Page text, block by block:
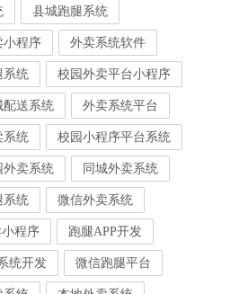
县城跑腿系统
小程序 外卖系统软件
系统 校园外卖平台小程序
配送系统 外卖系统平台
系统 校园小程序平台系统
外卖系统 同城外卖系统
系统 微信外卖系统
程序 跑腿APP开发
统开发 微信跑腿平台